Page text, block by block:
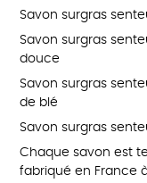
Savon surgras
Savon surgras
douce
Savon surgras
de blé
Savon surgras
Chaque savon est
fabriqué en France